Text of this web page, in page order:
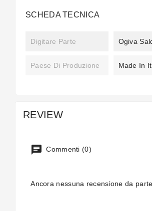
SCHEDA TECNICA
Digitare Parte Ogiva
Paese Di Produzione Made In
REVIEW
Commenti (0)
Ancora nessuna recensione da